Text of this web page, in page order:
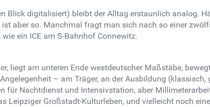
digitalisiert) bleibt der Alltag erstaunlich analog.
aber so. Manchmal fragt man sich nach so einer
ein ICE am S-Bahnhof Connewitz.
liegt am unteren Ende westdeutscher Maßstäbe,
– am Träger, an der Ausbildung
für Nachtdienst und Intensivstation, aber
Großstadt-Kulturleben, und vielleicht noch